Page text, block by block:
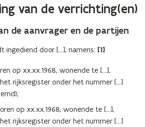
van de verrichting(en)
de aanvrager en de partijen
ingediend door […], namens: [1]
op xx.xx.1968, wonende te […],
rijksregister onder het nummer […]
op xx.xx.1968, wonende te […],
rijksregister onder het nummer […]